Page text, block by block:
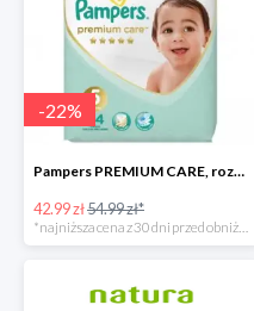
-22%
Pampers PREMIUM CARE, rozmiar 5, 44 pieluszki, 11kg-16kg
42.99 zł54.99 zł*
*najniższa cena z 30 dni przed obniżką